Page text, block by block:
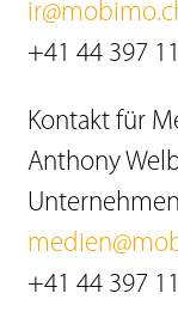
+41 44 397
Kontakt für
Anthony
+41 44 397